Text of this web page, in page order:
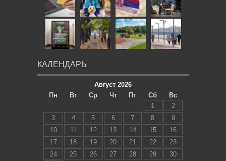
КАЛЕНДАРЬ
Август 2026
Пн
Вт Ср Чт Пт Сб
Вс
1
2
3
4 5 6 7 8
9
10
11 12 13 14 15
16
17
18 19 20 21 22
23
24
25 26 27 28 29
30